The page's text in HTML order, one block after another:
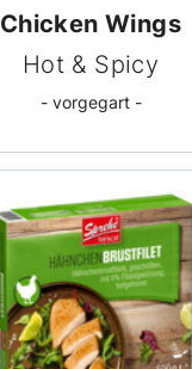
Chicken Wings
Hot & Spicy
- vorgegart -